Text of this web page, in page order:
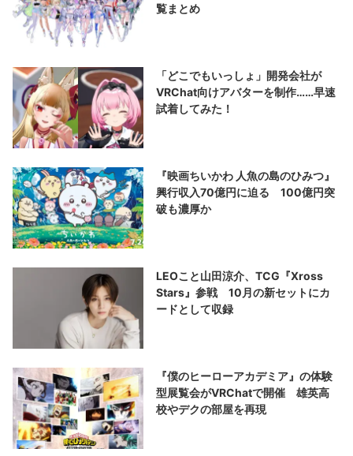
覧まとめ
「どこでもいっしょ」開発会社が
VRChat向けアバターを制作……早速
試着してみた！
『映画ちいかわ 人魚の島のひみつ』
興行収入70億円に迫る 100億円突
破も濃厚か
LEOこと山田涼介、TCG『Xross
Stars』参戦 10月の新セットにカ
ードとして収録
『僕のヒーローアカデミア』の体験
型展覧会がVRChatで開催 雄英高
校やデクの部屋を再現